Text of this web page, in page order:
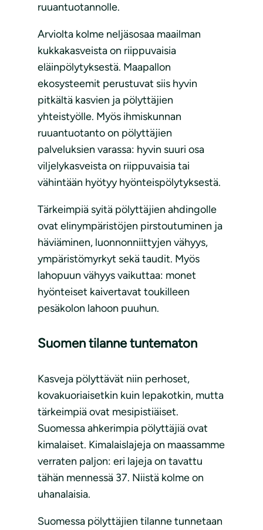
ruuantuotannolle.
Arviolta kolme neljäsosaa maailman
kukkakasveista on riippuvaisia
eläinpölytyksestä. Maapallon
ekosysteemit perustuvat siis hyvin
pitkältä kasvien ja pölyttäjien
yhteistyölle. Myös ihmiskunnan
ruuantuotanto on pölyttäjien
palveluksien varassa: hyvin suuri osa
viljelykasveista on riippuvaisia tai
vähintään hyötyy hyönteispölytyksestä.
Tärkeimpiä syitä pölyttäjien ahdingolle
ovat elinympäristöjen pirstoutuminen ja
häviäminen, luonnonniittyjen vähyys,
ympäristömyrkyt sekä taudit. Myös
lahopuun vähyys vaikuttaa: monet
hyönteiset kaivertavat toukilleen
pesäkolon lahoon puuhun.
Suomen tilanne tuntematon
Kasveja pölyttävät niin perhoset,
kovakuoriaisetkin kuin lepakotkin, mutta
tärkeimpiä ovat mesipistiäiset.
Suomessa ahkerimpia pölyttäjiä ovat
kimalaiset. Kimalaislajeja on maassamme
verraten paljon: eri lajeja on tavattu
tähän mennessä 37. Niistä kolme on
uhanalaisia.
Suomessa pölyttäjien tilanne tunnetaan